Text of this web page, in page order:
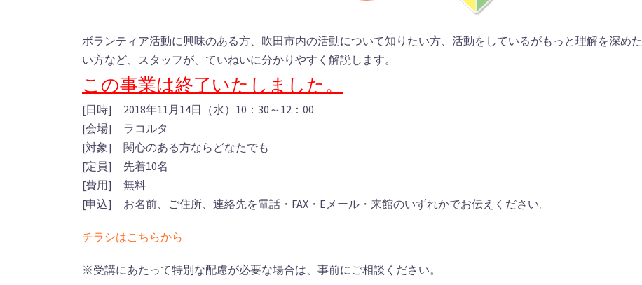
ボランティア活動に興味のある方、吹田市内の活動について知りたい方、活動をしているがもっと理解を深めた
い方など、スタッフが、ていねいに分かりやすく解説します。
この事業は終了いたしました。
[日時] 2018年11月14日（水）10：30～12：00
[会場] ラコルタ
[対象] 関心のある方ならどなたでも
[定員] 先着10名
[費用] 無料
[申込] お名前、ご住所、連絡先を電話・FAX・Eメール・来館のいずれかでお伝えください。
チラシはこちらから
※受講にあたって特別な配慮が必要な場合は、事前にご相談ください。